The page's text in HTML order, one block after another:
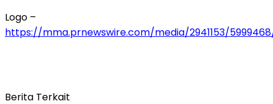
Logo –
https://mma.prnewswire.com/media/2941153/
Berita Terkait